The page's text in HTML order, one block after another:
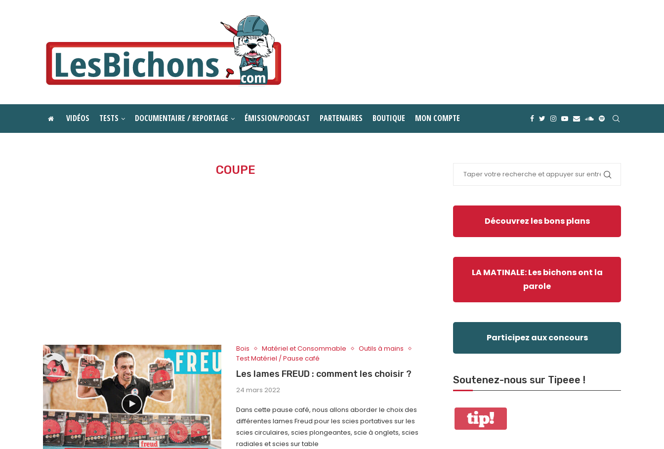
VIDÉOS TESTS DOCUMENTAIRE / REPORTAGE ÉMISSION/PODCAST PARTENAIRES BOUTIQUE MON COMPTE
COUPE
Bois Matériel et Consommable
Outils à mains
Test Matériel / Pause café
Les lames FREUD : comment les choisir ?
24 mars 2022
Dans cette pause café, nous allons aborder le choix des
différentes lames Freud pour les scies portatives sur les
scies circulaires, scies plongeantes, scie à onglets, scies
radiales et scies sur table
Découvrez les bons plans
LA MATINALE: Les bichons ont la
parole
Participez aux concours
Soutenez-nous sur Tipeee !